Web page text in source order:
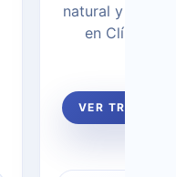
natural y
en Clínica
VER